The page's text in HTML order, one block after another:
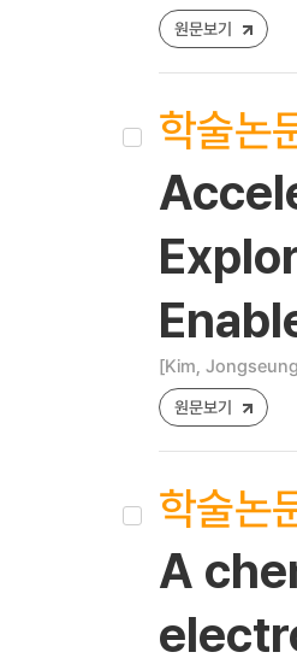
원문보기
학술논
[Kim,
원문보기
학술논
A